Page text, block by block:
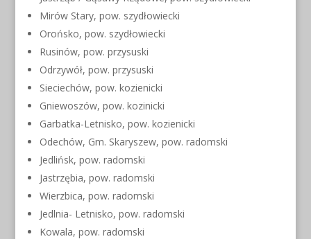
Mirów Stary, pow. szydłowiecki
Orońsko, pow. szydłowiecki
Rusinów, pow. przysuski
Odrzywół, pow. przysuski
Sieciechów, pow. kozienicki
Gniewoszów, pow. kozinicki
Garbatka-Letnisko, pow. kozienicki
Odechów, Gm. Skaryszew, pow. radomski
Jedlińsk, pow. radomski
Jastrzębia, pow. radomski
Wierzbica, pow. radomski
Jedlnia- Letnisko, pow. radomski
Kowala, pow. radomski